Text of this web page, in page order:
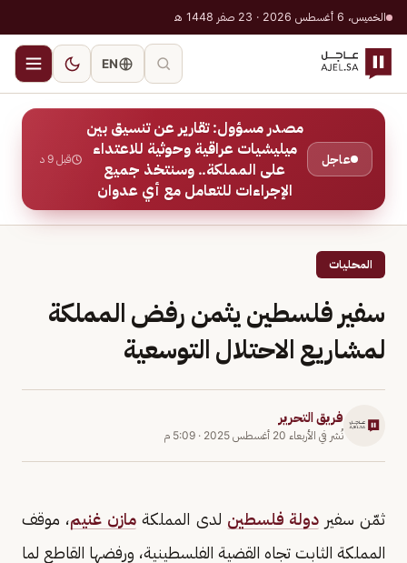
الخميس، 6 أغسطس 2026 · 23 صفر 1448 هـ
EN
عاجل
مصدر مسؤول: تقارير عن تنسيق بين
ميليشيات عراقية وحوثية للاعتداء
على المملكة.. وسنتخذ جميع
الإجراءات للتعامل مع أي عدوان
قبل 9 د
المحليات
سفير فلسطين يثمن رفض المملكة
لمشاريع الاحتلال التوسعية
فريق التحرير
نُشر في الأربعاء 20 أغسطس 2025 · 5:09 م
ثمّن سفير دولة فلسطين لدى المملكةمازن غنيم، موقف
المملكة الثابت تجاه القضية الفلسطينية، ورفضها القاطع لما